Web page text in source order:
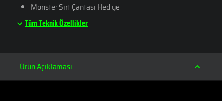
Monster Sırt Çantası Hediye
Tüm Teknik Özellikler
Ürün Açıklaması